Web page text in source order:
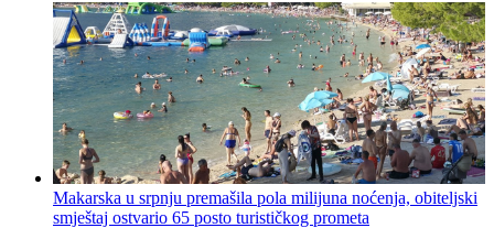
Makarska u srpnju premašila pola milijuna noćenja, obiteljski
smještaj ostvario 65 posto turističkog prometa